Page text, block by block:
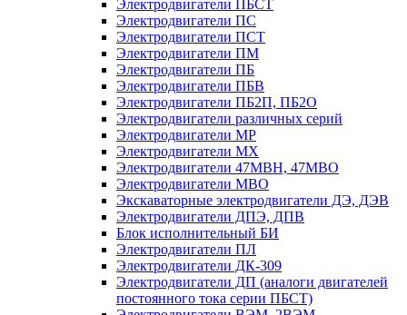
Электродвигатели ПБСТ
Электродвигатели ПС
Электродвигатели ПСТ
Электродвигатели ПМ
Электродвигатели ПБ
Электродвигатели ПБВ
Электродвигатели ПБ2П, ПБ2О
Электродвигатели различных серий
Электродвигатели МР
Электродвигатели MX
Электродвигатели 47MBH, 47МВО
Электродвигатели MBO
Экскаваторные электродвигатели ДЭ, ДЭВ
Электродвигатели ДПЭ, ДПВ
Блок исполнительный БИ
Электродвигатели ПЛ
Электродвигатели ДК-309
Электродвигатели ДП (аналоги двигателей
постоянного тока серии ПБСТ)